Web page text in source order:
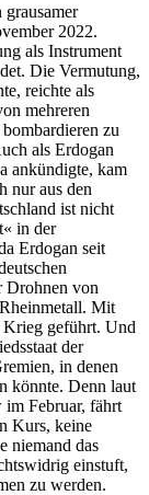
2022.
als Instrument
Die Vermutung,
reichte als
mehreren
zu
als Erdogan
ankündigte, kam
nur aus den
ist nicht
in der
Erdogan seit
Drohnen von
Mit
geführt. Und
der
in denen
könnte. Denn laut
Februar, fährt
Kurs, keine
niemand das
einstuft,
zu werden.